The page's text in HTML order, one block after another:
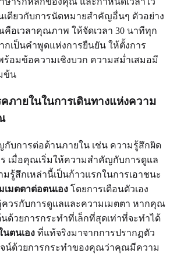
ดียวกับการนัดหมายสำคัญอื่นๆ ตัวอย่าง
อเวลาคุณภาพ ให้จัดเวลา 30 นาทีทุก
กเป็นคำพูดแห่งการยืนยัน ให้ตั้งการ
ร้อมข้อความเชิงบวก ความสม่ำเสมอมี
ข้น
ภายในในการเดินทางแห่งความ
กับการต่อต้านภายใน เช่น ความรู้สึกผิด
เมื่อคุณเริ่มให้ความสำคัญกับการดูแล
รู้สึกเหล่านี้เป็นก้าวแรกในการเอาชนะ
เมตตาต่อตนเอง โดยการเตือนตัวเอง
วรกับการดูแลและความเมตตา หากคุณ
ด้วยการกระทำที่เล็กที่สุดเท่าที่จะทำได้
ตนเอง ที่แท้จริงมาจากการปรากฏตัว
น์ด้วยการกระทำของคุณว่าคุณมีความ